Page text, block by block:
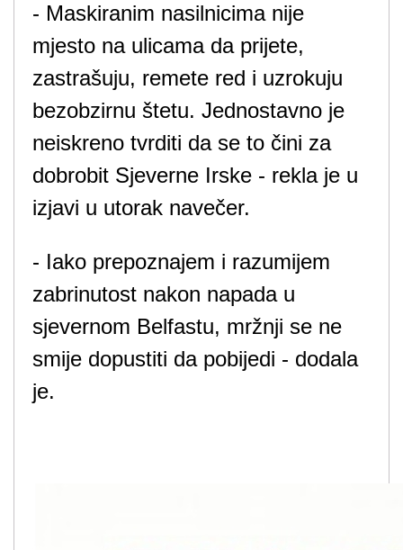
- Maskiranim nasilnicima nije
mjesto na ulicama da prijete,
zastrašuju, remete red i uzrokuju
bezobzirnu štetu. Jednostavno je
neiskreno tvrditi da se to čini za
dobrobit Sjeverne Irske - rekla je u
izjavi u utorak navečer.
- Iako prepoznajem i razumijem
zabrinutost nakon napada u
sjevernom Belfastu, mržnji se ne
smije dopustiti da pobijedi - dodala
je.